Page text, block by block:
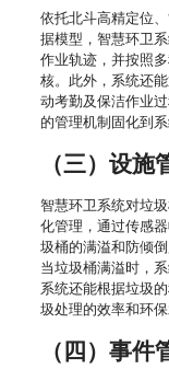
依托北斗高精定位
据模型，智慧环卫
作业轨迹，并按照
核。此外，系统还
动考勤及保洁作业
的管理机制固化到系
（三）设
智慧环卫系统对垃
化管理，通过传感
圾桶的满溢和防倾
当垃圾桶满溢时，
系统还能根据垃圾
圾处理的效率和环保
（四）事